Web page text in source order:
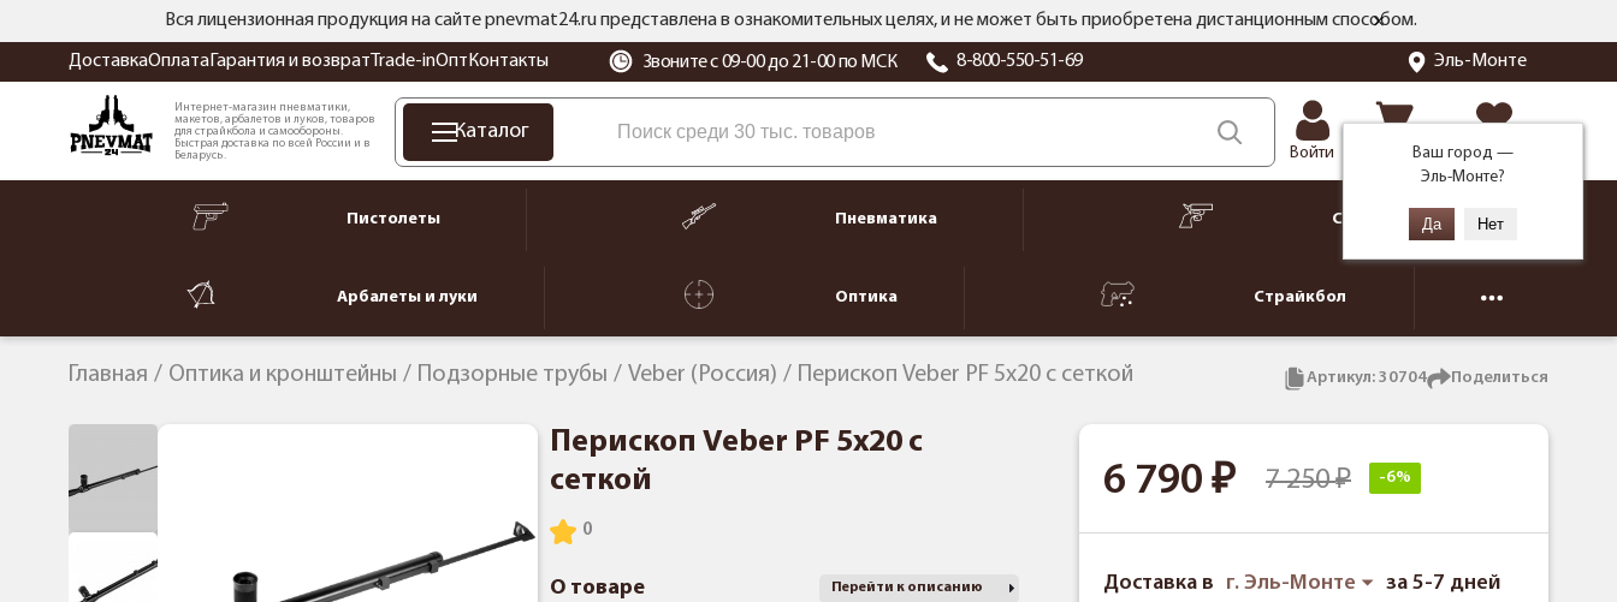
Вся лицензионная продукция на сайте pnevmat24.ru представлена в ознакомительных целях, и не может быть приобретена дистанционным способом.
ДоставкаОплата Гарантия и возврат Trade-inОпт Контакты Звоните с 09-00 до 21-00 по МСК 8-800-550-51-69 Эль-Монте
Ваш город —
Эль-Монте?
Интернет-магазин пневматики,
макетов, арбалетов и луков, товаров
для страйкбола и самообороны.
Быстрая доставка по всей России и в
Беларусь.
Каталог
Войти Корзина Избранное
Пистолеты Пневматика Сигнальное
Арбалеты и луки Оптика Страйкбол
Главная Оптика и кронштейны Подзорные трубы Veber (Россия) Перископ Veber PF 5x20 с сеткой Артикул: 30704 Поделиться
Перископ Veber PF 5x20 с
сеткой
О товаре Перейти к описанию
6 790 7 250 -6%
Доставка в г. Эль-Монте за 5-7 дней